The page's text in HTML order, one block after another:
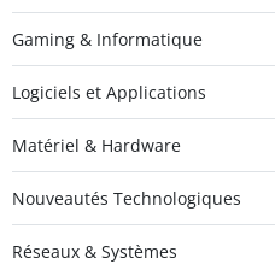
Gaming & Informatique
Logiciels et Applications
Matériel & Hardware
Nouveautés Technologiques
Réseaux & Systèmes